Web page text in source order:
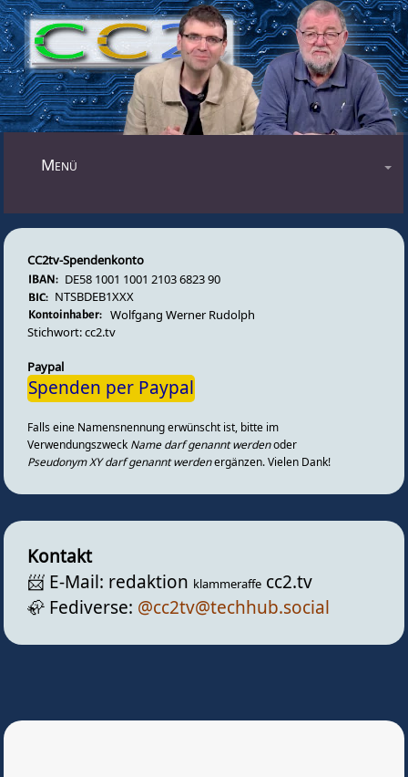
Mastodon
Menü
Videosendungen
Forum
Impressum
Gästebuch
CC2tv-Spendenkonto
DE58 1001 1001 2103 6823 90
NTSBDEB1XXX
Wolfgang Werner Rudolph
Stichwort: cc2.tv
Paypal
Spenden per Paypal
Falls eine Namensnennung erwünscht ist, bitte im
Verwendungszweck Name darf genannt werdenoder
Pseudonym XY darf genannt werdenergänzen. Vielen Dank!
Kontakt
📨️ E-Mail: redaktion klammeraffe cc2.tv
🦣️ Fediverse: @cc2tv@techhub.social